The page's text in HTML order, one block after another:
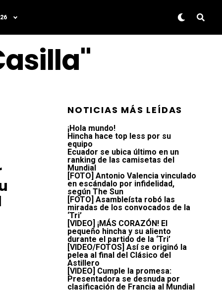
NOTICIAS MÁS LEÍDAS
¡Hola mundo!
Hincha hace top less por su
equipo
Ecuador se ubica último en un
ranking de las camisetas del
Mundial
[FOTO] Antonio Valencia vinculado
en escándalo por infidelidad,
según The Sun
[FOTO] Asambleísta robó las
miradas de los convocados de la
‘Tri’
[VIDEO] ¡MÁS CORAZÓN! El
pequeño hincha y su aliento
durante el partido de la ‘Tri’
[VIDEO/FOTOS] Así se originó la
pelea al final del Clásico del
Astillero
[VIDEO] Cumple la promesa:
Presentadora se desnuda por
clasificación de Francia al Mundial